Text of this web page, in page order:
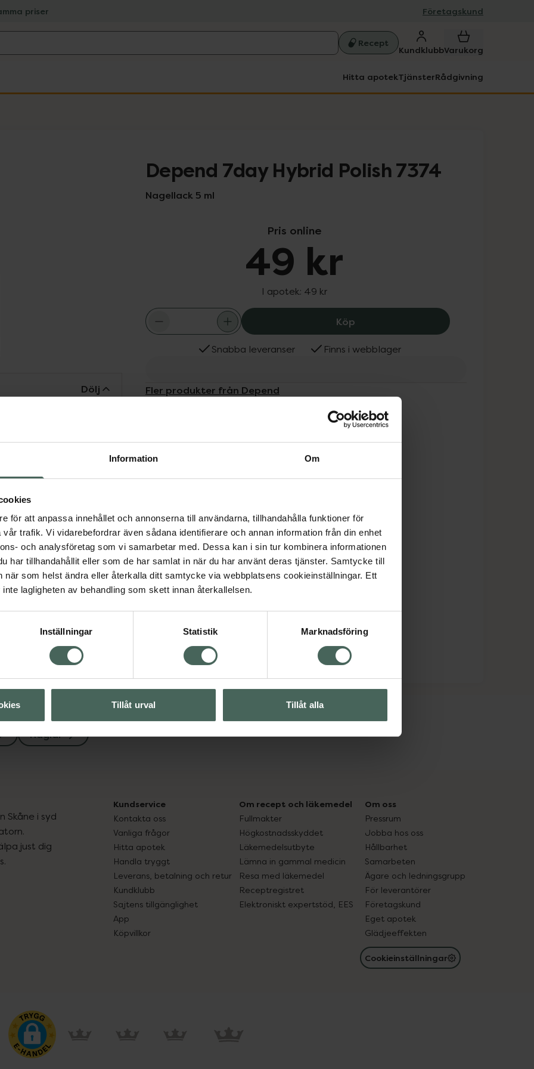
Information Om
för att anpassa innehållet och annonserna till användarna, tillhandahålla funktioner för
trafik. Vi vidarebefordrar även sådana identifierare och annan information från din enhet
och analysföretag som vi samarbetar med. Dessa kan i sin tur kombinera informationen
har tillhandahållit eller som de har samlat in när du har använt deras tjänster. Samtycke till
när som helst ändra eller återkalla ditt samtycke via webbplatsens cookieinställningar. Ett
lagligheten av behandling som skett innan återkallelsen.
Inställningar Statistik Marknadsföring
Tillåt urval Tillåt alla
priser Företagskund
Recept
KundklubbVarukorg
Hitta apotekTjänsterRådgivning
Depend 7day Hybrid Polish 7374
Nagellack 5 ml
Pris online
49 kr
I apotek: 49 kr
Köp Depend 7day Hybrid Polish 7374, 49
Snabba leveranser Finns i webblager
Fler produkter från Depend
Dölj
ett nagellack med
Denna
att applicera och du
Ingen
härdar i normalt
Visa
Visa
Naglar
Skåne i syd
just dig
Kundservice
Kontakta oss
Vanliga frågor
Hitta apotek
Handla tryggt
Leverans, betalning och retur
Kundklubb
Sajtens tillgänglighet
App
Köpvillkor
Om recept och läkemedel
Fullmakter
Högkostnadsskyddet
Läkemedelsutbyte
Lämna in gammal medicin
Resa med läkemedel
Receptregistret
Elektroniskt expertstöd, EES
Om oss
Pressrum
Jobba hos oss
Hållbarhet
Samarbeten
Ägare och ledningsgrupp
För leverantörer
Företagskund
Eget apotek
Glädjeeffekten
Cookieinställningar